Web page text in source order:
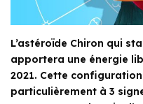
L’astéroïde Chiron qui
apportera une énergie
2021. Cette
particulièrement à 3